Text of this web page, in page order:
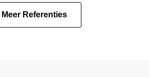
Meer Referenties